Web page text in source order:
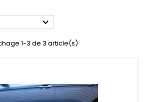

1-3 de 3 article(s)